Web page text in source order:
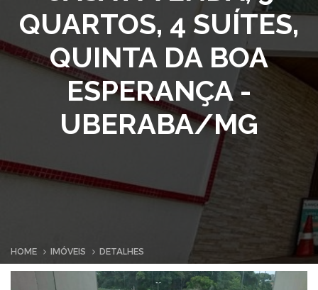
QUARTOS, 4 SUÍTES,
QUINTA DA BOA
ESPERANÇA -
UBERABA/MG
HOME IMÓVEIS DETALHES